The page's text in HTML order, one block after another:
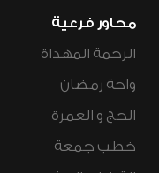
محاور فرعية
الرحمة المهداة
واحة رمضان
الحج و العمرة
خطب جمعة